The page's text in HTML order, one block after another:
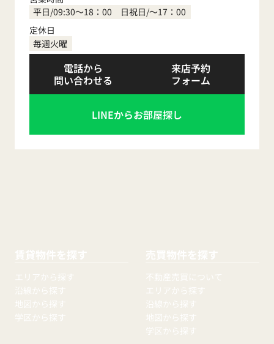
平日/09:30～18：00 日祝日/～17：00
定休日
毎週火曜
電話から
問い合わせる
来店予約
フォーム
LINEからお部屋探し
賃貸物件を探す
エリアから探す
沿線から探す
地図から探す
学区から探す
売買物件を探す
不動産売買について
エリアから探す
沿線から探す
地図から探す
学区から探す